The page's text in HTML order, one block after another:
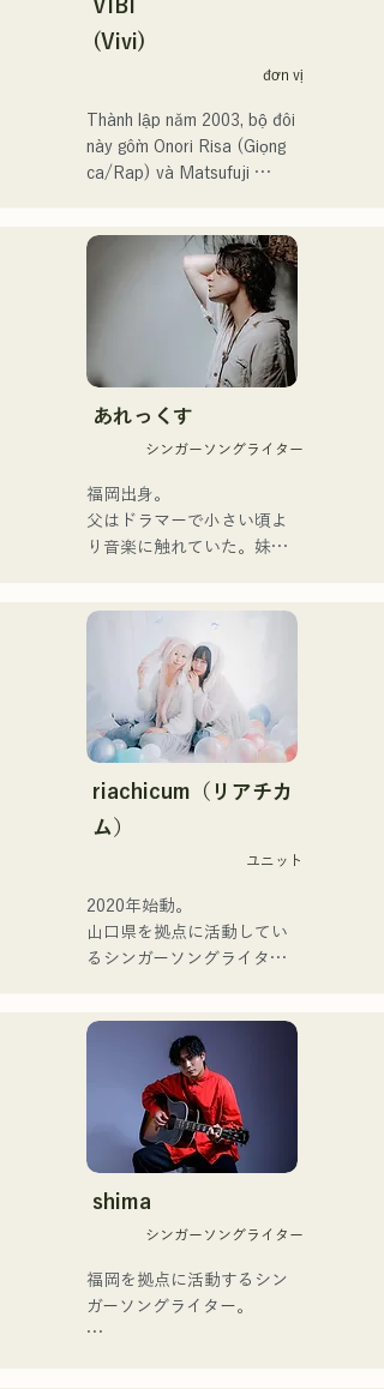
ca khúc chủ đề cho Giải vô
địch bóng chày trung học
toàn Nhật Bản lần thứ 106
J:COM Fukuoka, Kumamoto
và Shimonoseki, khiến họ
trở thành một nhóm nhạc
VIBI
(Vivi)
đơn vị
Thành lập năm 2003, bộ đôi
này gồm Onori Risa (Giọng
ca/Rap) và Matsufuji
những thông điệp giản dị
nhưng mạnh mẽ trong một
thế giới quan nhẹ nhàng và
giọng hát ấm áp nhưng đầy
nội lực, nhẹ nhàng chạm đến
trái tim người nghe.
đơn đầu tiên, "Zatsuni
Tamede," vào ngày 23
tháng 1 năm 2025.
bao gồm acoustic, track và
band mixing.
Họ được hỗ trợ trong các
bản thu âm và biểu diễn
trực tiếp bởi CHOYO
(Keyboard/Guitar) của
Zigzaguzu, Taisei (Trống)
trước đây của meow, Yuya
Suehiro (Guitar) của the
của xanadoo.
[ĐĨA ĐƠN MỚI]
World is Love," sẽ được
phát hành vào ngày 25
tháng 6 năm 2025.
あれっくす
シンガーソングライター
福岡出身。
父はドラマーで小さい頃よ
り音楽に触れていた。妹
家族で音楽を楽しむミュー
ジックファミリー。
10代後半にアメリカへ4年
半留学。
現在はLOVE FMの"music
×serendipity"でラジオDJを
務める。
デルやタレントとしても活
躍中。世界的有名なオーデ
ゴットタレント」で日本人
の芸人史上初のゴールデン
ブザーを獲得し、その後ス
もゴールデンブザーを獲得
した、ノボせもんなべの応
援歌「ゴールデンブザー」
や、アメリカ留学時代の心
友とコライトした本格的カ
ントリーソング「Life Goes
それらの楽曲を揃えた自身
初のフルアルバム「ONE
2025.12.31にリリースし、
iTunesカントリーアルバム
riachicum（リアチカ
ム）
ユニット
2020年始動。
山口県を拠点に活動してい
るシンガーソングライター
ユニット
コロナ禍に入り、音楽で山
口県を盛り上げたいという
思いからユニットを始動。
当初は動画配信サイトでの
活動のみだったが、2020年
12月より、山口県の地元イ
地元音楽イベントやライブ
ハウスを中心にパフォーマ
ンスをしている。
shima
シンガーソングライター
福岡を拠点に活動するシン
ガーソングライター。